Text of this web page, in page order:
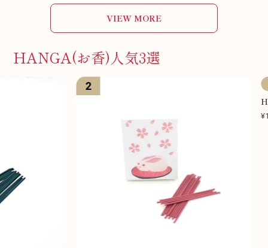
VIEW MORE
HANGA(お香)人気3選